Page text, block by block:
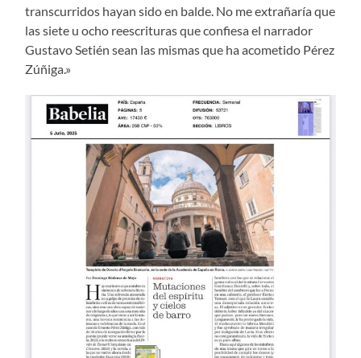
transcurridos hayan sido en balde. No me extrañaría que
las siete u ocho reescrituras que confiesa el narrador
Gustavo Setién sean las mismas que ha acometido Pérez
Zúñiga.»